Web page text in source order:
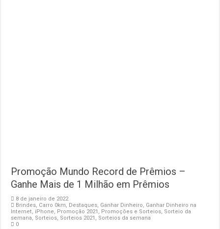
Promoção Mundo Record de Prêmios –
Ganhe Mais de 1 Milhão em Prêmios
8 de janeiro de 2022
Brindes, Carro 0km, Destaques, Ganhar Dinheiro, Ganhar Dinheiro na
Internet, iPhone, Promoção 2021 , Promoções e Sorteios, Sorteio da
semana, Sorteios, Sorteios 2021 , Sorteios da semana
0